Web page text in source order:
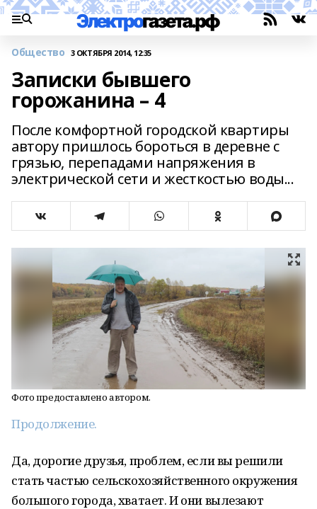
Общество 3 ОКТЯБРЯ 2014, 12:35
Записки бывшего
горожанина – 4
После комфортной городской квартиры
автору пришлось бороться в деревне с
грязью, перепадами напряжения в
электрической сети и жесткостью воды...
Фото предоставлено автором.
Продолжение.
Да, дорогие друзья, проблем, если вы решили
стать частью сельскохозяйственного окружения
большого города, хватает. И они вылезают